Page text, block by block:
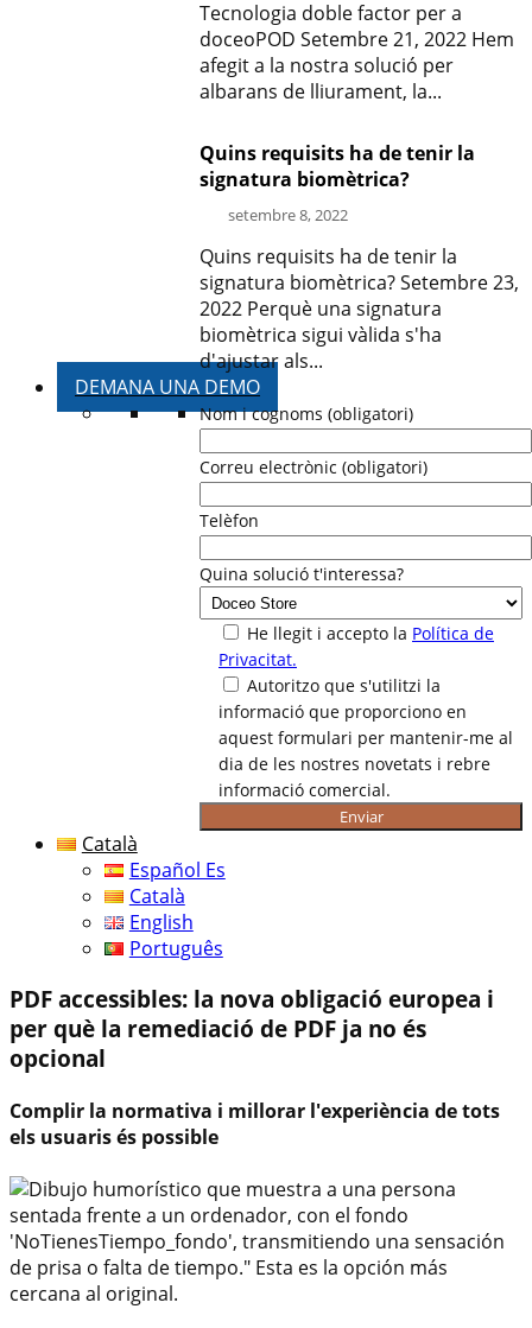
Tecnologia doble factor per a
doceoPOD Setembre 21, 2022 Hem
afegit a la nostra solució per
albarans de lliurament, la...
Quins requisits ha de tenir la
signatura biomètrica?
setembre 8, 2022
Quins requisits ha de tenir la
signatura biomètrica? Setembre 23,
2022 Perquè una signatura
biomètrica sigui vàlida s'ha
d'ajustar als...
DEMANA UNA DEMO
Nom i cognoms (obligatori)
Correu electrònic (obligatori)
Telèfon
Quina solució t'interessa?
He llegit i accepto la Política de
Privacitat.
Autoritzo que s'utilitzi la
informació que proporciono en
aquest formulari per mantenir-me al
dia de les nostres novetats i rebre
informació comercial.
Català
Español Es
Català
English
Português
PDF accessibles: la nova obligació europea i
per què la remediació de PDF ja no és
opcional
Complir la normativa i millorar l'experiència de tots
els usuaris és possible